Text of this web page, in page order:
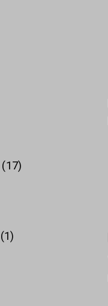
17
1